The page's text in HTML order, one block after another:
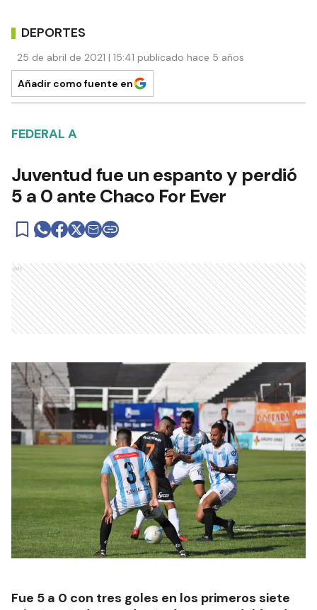
DEPORTES
25 de abril de 2021 | 15:41 publicado hace 5 años
Añadir como fuente en
FEDERAL A
Juventud fue un espanto y perdió
5 a 0 ante Chaco For Ever
Ads
Fue 5 a 0 con tres goles en los primeros siete